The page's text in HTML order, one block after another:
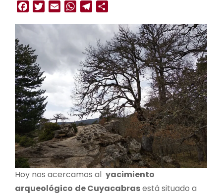
Facebook
Twitter
Email WhatsAppTelegram
Hoy nos acercamos al yacimiento
arqueológico de Cuyacabrasestá situado a